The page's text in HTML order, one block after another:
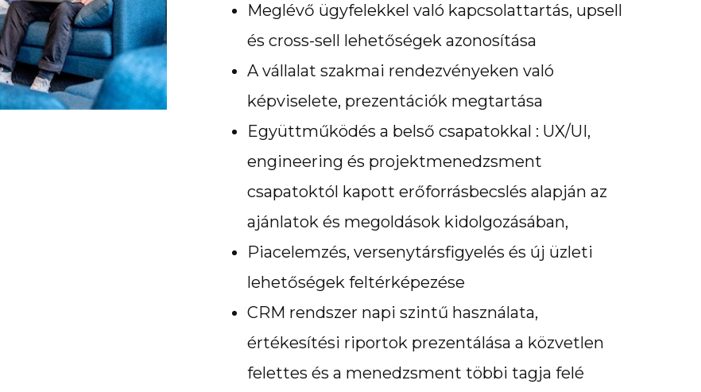
Meglévő ügyfelekkel való kapcsolattartás, upsell
és cross-sell lehetőségek azonosítása
A vállalat szakmai rendezvényeken való
képviselete, prezentációk megtartása
Együttműködés a belső csapatokkal : UX/UI,
engineering és projektmenedzsment
csapatoktól kapott erőforrásbecslés alapján az
ajánlatok és megoldások kidolgozásában,
Piacelemzés, versenytársfigyelés és új üzleti
lehetőségek feltérképezése
CRM rendszer napi szintű használata,
értékesítési riportok prezentálása a közvetlen
felettes és a menedzsment többi tagja felé